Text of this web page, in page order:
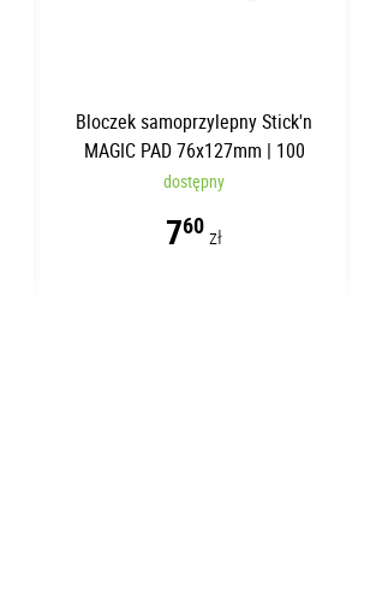
Bloczek samoprzylepny Stick'n
MAGIC PAD 76x127mm | 100
kartek
dostępny
760zł